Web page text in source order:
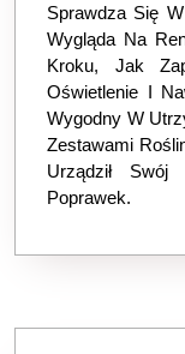
Sprawdza Się
Wygląda Na
Kroku, Jak
Oświetlenie I
Wygodny W
Zestawami
Urządził
Poprawek.